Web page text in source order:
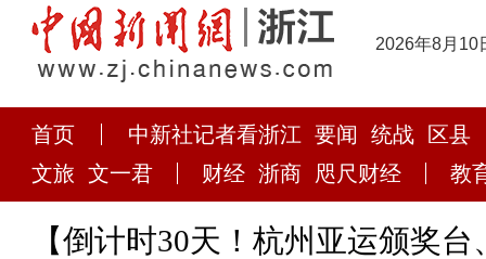
2026年8月10
首页 中新社记者看浙江 要闻 统战
区县
文旅 文一君 财经 浙商 咫尺财经 教
【倒计时30天！杭州亚运颁奖